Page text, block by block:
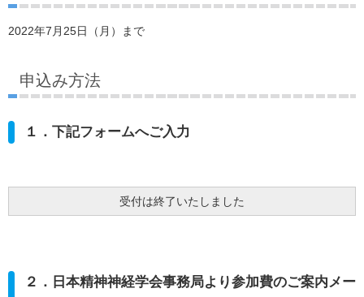
2022年7月25日（月）まで
申込み方法
１．下記フォームへご入力
受付は終了いたしました
２． 日本精神神経学会事務局より参加費のご案内メー